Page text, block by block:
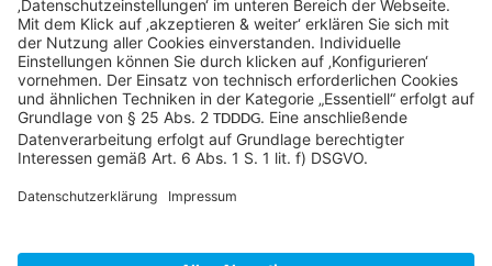
©SYCOR GmbH
Impressum
Datenschutz
Cookies & Tracking